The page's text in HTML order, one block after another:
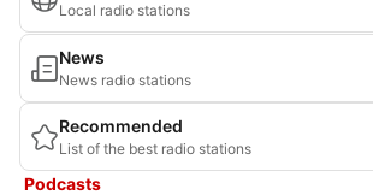
Local radio stations
News
News radio stations
Recommended
List of the best radio stations
Podcasts